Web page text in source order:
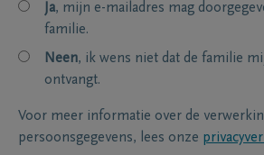
Ja, mijn e-mailadres mag
familie.
Neen, ik wens niet dat de familie
ontvangt.
Voor meer informatie over de
persoonsgegevens, lees onze